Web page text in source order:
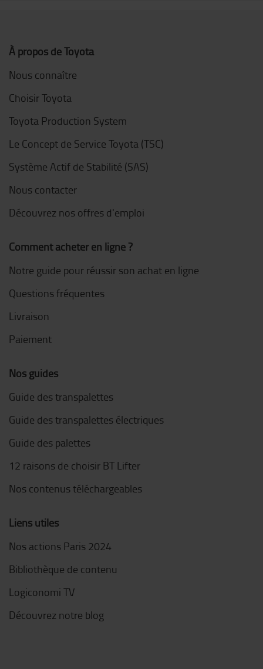
À propos de Toyota
Nous connaître
Choisir Toyota
Toyota Production System
Le Concept de Service Toyota (TSC)
Système Actif de Stabilité (SAS)
Nous contacter
Découvrez nos offres d'emploi
Comment acheter en ligne ?
Notre guide pour réussir son achat en ligne
Questions fréquentes
Livraison
Paiement
Nos guides
Guide des transpalettes
Guide des transpalettes électriques
Guide des palettes
12 raisons de choisir BT Lifter
Nos contenus téléchargeables
Liens utiles
Nos actions Paris 2024
Bibliothèque de contenu
Logiconomi TV
Découvrez notre blog